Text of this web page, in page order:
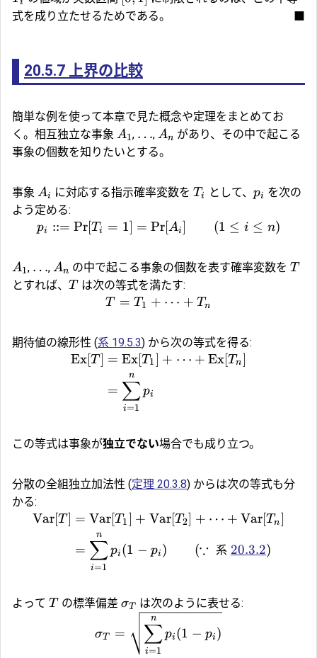
式を成り立たせるためである。
■
20.5.7 上界の比較
簡単な例を使って本章で見た概念や定理をまとめてお
く。相互独立な事象 A1, …, An があり、その中で起こる
事象の個数を知りたいとする。
事象 Ai に対応する指示確率変数を Ti として、 pi を次の
よう定める:
pi ::= Pr[Ti = 1] = Pr[Ai] (1 ≤ i ≤ n)
A1, …, An の中で起こる事象の個数を表す確率変数を T
とすれば、 T は次の等式を満たす:
T = T1 + ⋯ + Tn
期待値の線形性 (系 19.5.3) から次の等式を得る:
Ex[T ] = Ex[T1] + ⋯ + Ex[Tn]
=
i=1
∑
n
pi
この等式は事象が独立でない場合でも成り立つ。
分散の全組独立加法性 (定理 20.3.8) からは次の等式も分
かる:
Var[T ] = Var[T1] + Var[T2] + ⋯ + Var[Tn]
=
i=1
∑
n
pi (1 − pi ) (∵ 系 20.3.2)
よって T の標準偏差 σT は次のように表せる:
σT =
i=1
∑
n
pi (1 − pi )